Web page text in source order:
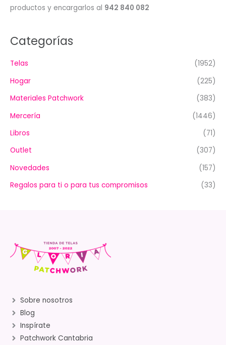
productos y encargarlos al 942 840 082
Categorías
Telas
(1952)
Hogar
(225)
Materiales Patchwork
(383)
Mercería
(1446)
Libros
(71)
Outlet
(307)
Novedades
(157)
Regalos para ti o para tus compromisos
(33)
Sobre nosotros
Blog
Inspírate
Patchwork Cantabria